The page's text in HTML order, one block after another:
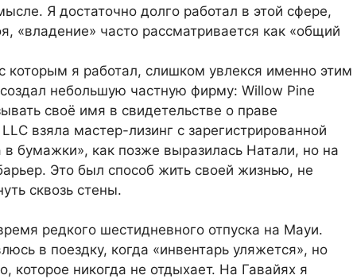
Я достаточно долго работал в этой сфере,
«владение» часто рассматривается как «общий
которым я работал, слишком увлекся именно этим
небольшую частную фирму: Willow Pine
своё имя в свидетельстве о праве
взяла мастер-лизинг с зарегистрированной
в бумажки», как позже выразилась Натали, но на
Это был способ жить своей жизнью, не
сквозь стены.
редкого шестидневного отпуска на Мауи.
в поездку, когда «инвентарь уляжется», но
которое никогда не отдыхает. На Гавайях я